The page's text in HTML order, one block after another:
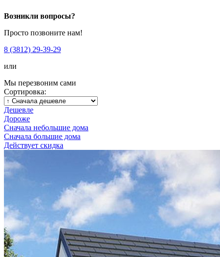
Возникли вопросы?
Просто позвоните нам!
8 (3812) 29-39-29
или
Мы перезвоним сами
Сортировка:
Дешевле
Дороже
Сначала небольшие дома
Сначала большие дома
Действует скидка